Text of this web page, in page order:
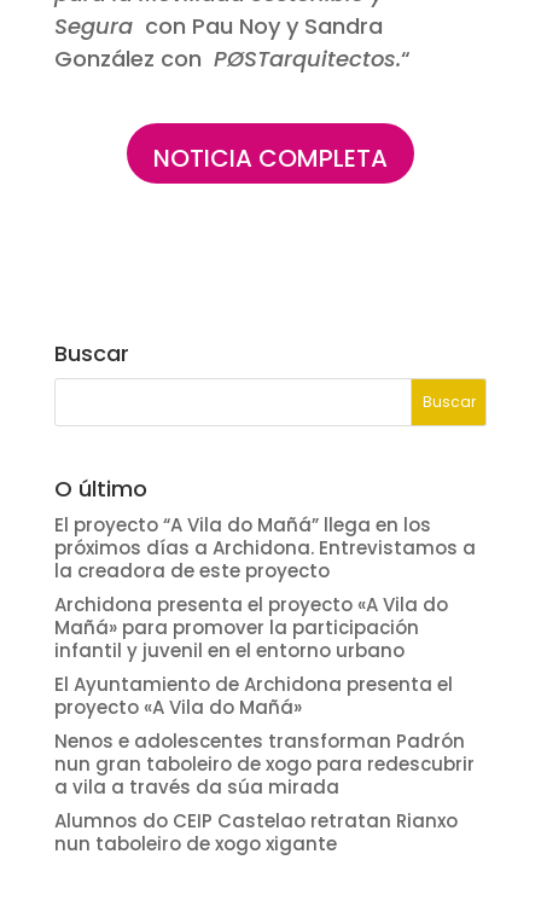
Segura con Pau Noy y Sandra
González con PØSTarquitectos.“
NOTICIA COMPLETA
Buscar
O último
El proyecto “A Vila do Mañá” llega en los
próximos días a Archidona. Entrevistamos a
la creadora de este proyecto
Archidona presenta el proyecto «A Vila do
Mañá» para promover la participación
infantil y juvenil en el entorno urbano
El Ayuntamiento de Archidona presenta el
proyecto «A Vila do Mañá»
Nenos e adolescentes transforman Padrón
nun gran taboleiro de xogo para redescubrir
a vila a través da súa mirada
Alumnos do CEIP Castelao retratan Rianxo
nun taboleiro de xogo xigante